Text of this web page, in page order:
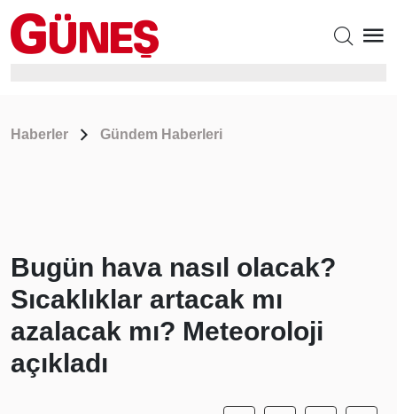
Haberler Gündem Haberleri
Bugün hava nasıl olacak?
Sıcaklıklar artacak mı
azalacak mı? Meteoroloji
açıkladı